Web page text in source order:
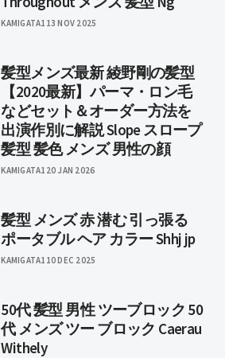
KAMIGATA1 13 NOV 2025
髪型メンズ最新 綾野剛の髪型
【2020最新】パーマ・ロン毛
などセット＆オーダー方法を
出演作別に解説 Slope スロープ
髪型 髪色 メンズ 男性の顔
KAMIGATA1 20 JAN 2026
髪型 メンズ 赤 潜む 引っ張る
ポータブル ヘア カラー Shhj jp
KAMIGATA1 10 DEC 2025
50代 髪型 男性 ツーブロック 50
代 メンズ ツー ブロック Caerau
Withely